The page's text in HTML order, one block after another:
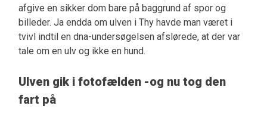
afgive en sikker dom bare på baggrund af spor og
billeder. Ja endda om ulven i Thy havde man været i
tvivl indtil en dna-undersøgelsen afslørede, at der var
tale om en ulv og ikke en hund.
Ulven gik i fotofælden -og nu tog den
fart på